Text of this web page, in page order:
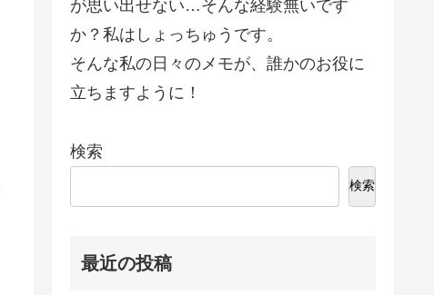
が思い出せない…そんな経験無いです
か？私はしょっちゅうです。
そんな私の日々のメモが、誰かのお役に
立ちますように！
検索
検索
最近の投稿